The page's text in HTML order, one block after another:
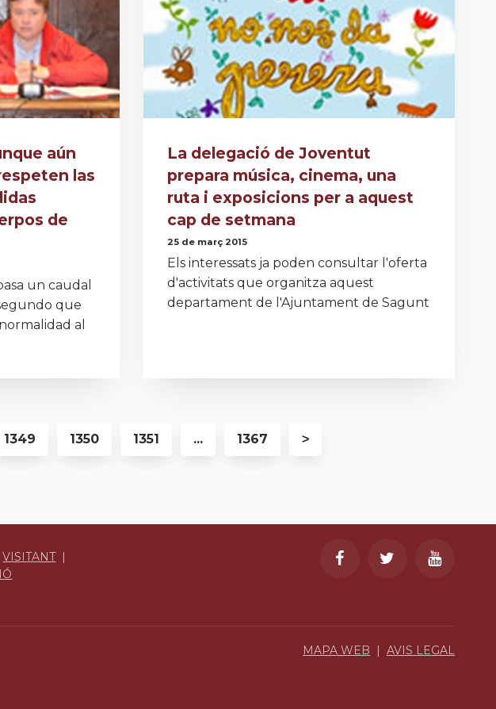
aún
las
de
un caudal
que
al
La delegació de Joventut
prepara música, cinema, una
ruta i exposicions per a aquest
cap de setmana
25 de març 2015
Els interessats ja poden consultar l'oferta
d'activitats que organitza aquest
departament de l'Ajuntament de Sagunt
1349 1350 1351 ... 1367 ˃
VISITANT|
MAPA WEB | AVIS LEGAL